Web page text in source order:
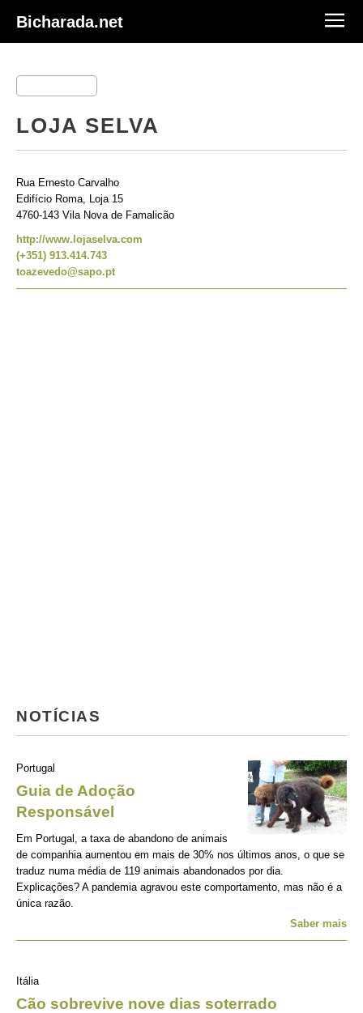
Bicharada.net
LOJA SELVA
Rua Ernesto Carvalho
Edifício Roma, Loja 15
4760-143 Vila Nova de Famalicão
http://www.lojaselva.com
(+351) 913.414.743
toazevedo@sapo.pt
NOTÍCIAS
Portugal
Guia de Adoção
Responsável
Em Portugal, a taxa de abandono de animais
de companhia aumentou em mais de 30% nos últimos anos, o que se
traduz numa média de 119 animais abandonados por dia.
Explicações? A pandemia agravou este comportamento, mas não é a
única razão.
Saber mais
Itália
Cão sobrevive nove dias soterrado